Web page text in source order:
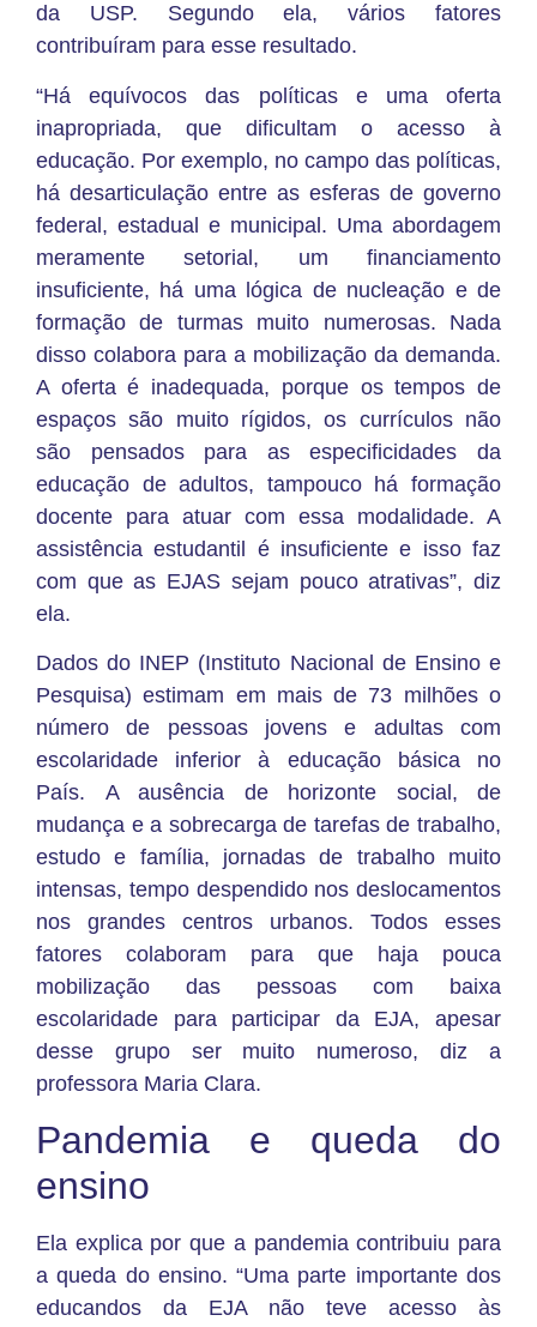
da USP. Segundo ela, vários fatores
contribuíram para esse resultado.
“Há equívocos das políticas e uma oferta
inapropriada, que dificultam o acesso à
educação. Por exemplo, no campo das políticas,
há desarticulação entre as esferas de governo
federal, estadual e municipal. Uma abordagem
meramente setorial, um financiamento
insuficiente, há uma lógica de nucleação e de
formação de turmas muito numerosas. Nada
disso colabora para a mobilização da demanda.
A oferta é inadequada, porque os tempos de
espaços são muito rígidos, os currículos não
são pensados para as especificidades da
educação de adultos, tampouco há formação
docente para atuar com essa modalidade. A
assistência estudantil é insuficiente e isso faz
com que as EJAS sejam pouco atrativas”, diz
ela.
Dados do INEP (Instituto Nacional de Ensino e
Pesquisa) estimam em mais de 73 milhões o
número de pessoas jovens e adultas com
escolaridade inferior à educação básica no
País. A ausência de horizonte social, de
mudança e a sobrecarga de tarefas de trabalho,
estudo e família, jornadas de trabalho muito
intensas, tempo despendido nos deslocamentos
nos grandes centros urbanos. Todos esses
fatores colaboram para que haja pouca
mobilização das pessoas com baixa
escolaridade para participar da EJA, apesar
desse grupo ser muito numeroso, diz a
professora Maria Clara.
Pandemia e queda do
ensino
Ela explica por que a pandemia contribuiu para
a queda do ensino. “Uma parte importante dos
educandos da EJA não teve acesso às